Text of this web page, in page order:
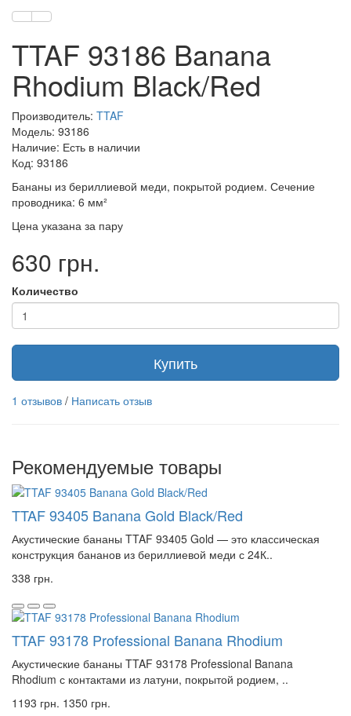
TTAF 93186 Banana
Rhodium Black/Red
Производитель: TTAF
Модель: 93186
Наличие: Есть в наличии
Код: 93186
Бананы из бериллиевой меди, покрытой родием. Сечение
проводника: 6 мм²
Цена указана за пару
630 грн.
Количество
Купить
1 отзывов / Написать отзыв
Рекомендуемые товары
TTAF 93405 Banana Gold Black/Red
Акустические бананы TTAF 93405 Gold — это классическая
конструкция бананов из бериллиевой меди с 24К..
338 грн.
TTAF 93178 Professional Banana Rhodium
Акустические бананы TTAF 93178 Professional Banana
Rhodium с контактами из латуни, покрытой родием, ..
1193 грн. 1350 грн.